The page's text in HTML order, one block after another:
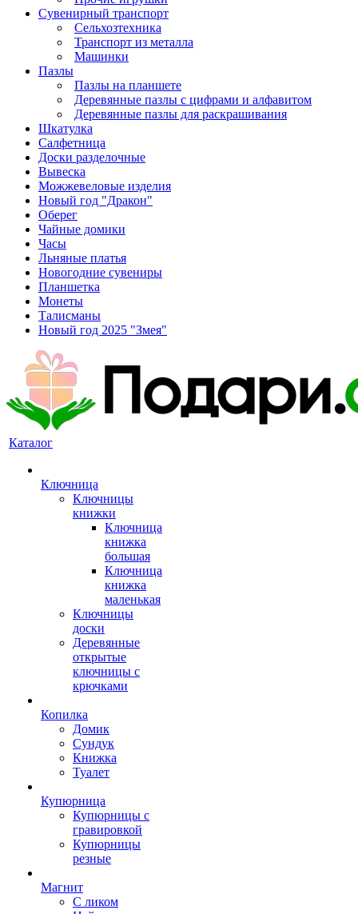
Сувенирный транспорт
Сельхозтехника
Транспорт из металла
Машинки
Пазлы
Пазлы на планшете
Деревянные пазлы с цифрами и алфавитом
Деревянные пазлы для раскрашивания
Шкатулка
Салфетница
Доски разделочные
Вывеска
Можжевеловые изделия
Новый год "Дракон"
Оберег
Чайные домики
Часы
Льняные платья
Новогодние сувениры
Планшетка
Монеты
Талисманы
Новый год 2025 "Змея"
Каталог
Ключница
Ключницы
книжки
Ключница
книжка
большая
Ключница
книжка
маленькая
Ключницы
доски
Деревянные
открытые
ключницы с
крючками
Копилка
Домик
Сундук
Книжка
Туалет
Купюрница
Купюрницы с
гравировкой
Купюрницы
резные
Магнит
С ликом